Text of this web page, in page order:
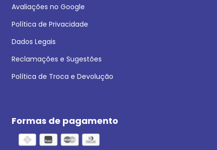
Avaliações no Google
Política de Privacidade
Dados Legais
Reclamações e Sugestões
Política de Troca e Devolução
Formas de pagamento